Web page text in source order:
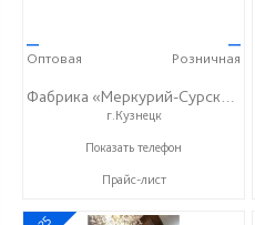
—
Оптовая
—
Розничная
Фабрика «Меркурий-Сурский»
г.Кузнецк
+7 (8415) 73-05-06
Показать телефон
Прайс-лист